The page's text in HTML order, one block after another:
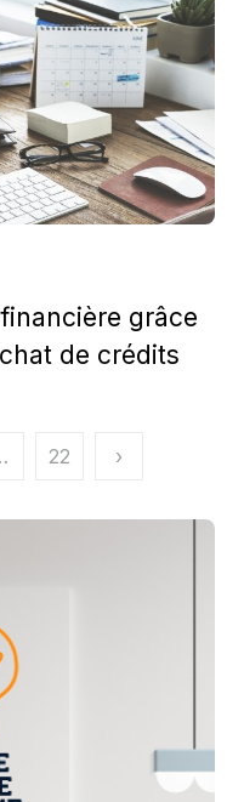
grâce
de crédits
22 ›